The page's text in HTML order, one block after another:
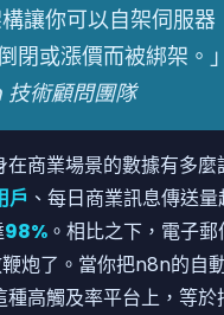
讓你可以自架伺服器
閉或漲價而被綁架。
術顧問團隊
商業場景的數據有多麼
戶 、每日商業訊息傳送
98% 。相比之下，電子
炮了。當你把n8n的自
高觸及率平台上，等於